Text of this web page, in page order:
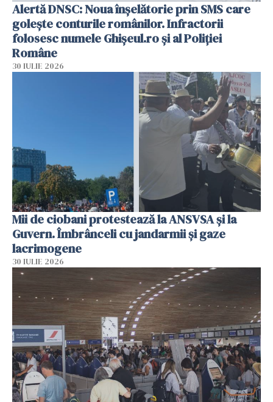
Alertă DNSC: Noua înșelătorie prin SMS care
golește conturile românilor. Infractorii
folosesc numele Ghișeul.ro și al Poliției
Române
30 IULIE 2026
Mii de ciobani protestează la ANSVSA și la
Guvern. Îmbrânceli cu jandarmii și gaze
lacrimogene
30 IULIE 2026